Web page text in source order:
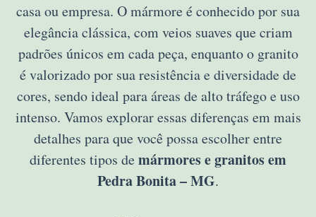
casa ou empresa. O mármore é conhecido por sua
elegância clássica, com veios suaves que criam
padrões únicos em cada peça, enquanto o granito
é valorizado por sua resistência e diversidade de
cores, sendo ideal para áreas de alto tráfego e uso
intenso. Vamos explorar essas diferenças em mais
detalhes para que você possa escolher entre
diferentes tipos de mármores e granitos em
Pedra Bonita – MG.